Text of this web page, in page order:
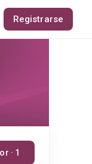
Registrarse
Seguir al autor · 1